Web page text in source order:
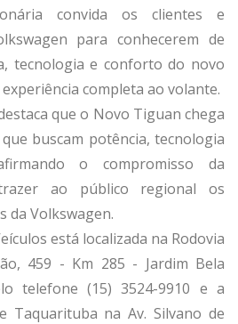
convida os clientes e
para conhecerem de
tecnologia e conforto do novo
completa ao volante.
que o Novo Tiguan chega
buscam potência, tecnologia
o compromisso da
ao público regional os
da Volkswagen.
está localizada na Rodovia
459 - Km 285 - Jardim Bela
telefone (15) 3524-9910 e a
Taquarituba na Av. Silvano de